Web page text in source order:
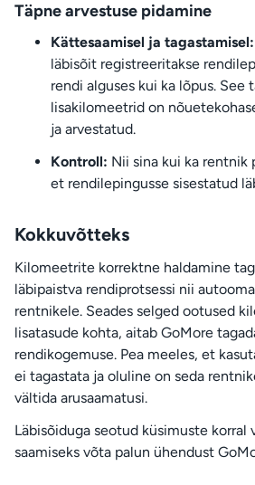
Täpne arvestuse pidamine
Kättesaamisel ja tagastamisel:
läbisõit registreeritakse
rendi alguses kui ka lõpus. See
lisakilomeetrid on
ja arvestatud.
Kontroll: Nii sina kui ka rentnik
et rendilepingusse sisestatud
Kokkuvõtteks
Kilomeetrite korrektne haldamine
läbipaistva rendiprotsessi nii
rentnikele. Seades selged ootused
lisatasude kohta, aitab GoMore
rendikogemuse. Pea meeles, et
ei tagastata ja oluline on seda
vältida arusaamatusi.
Läbisõiduga seotud küsimuste korral
saamiseks võta palun ühendust